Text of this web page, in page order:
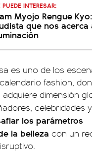
PUEDE INTERESAR:
Myojo Rengue
que nos acerca
es uno de los
fashion,
dimensión
celebridades
los parámetros
la belleza con un